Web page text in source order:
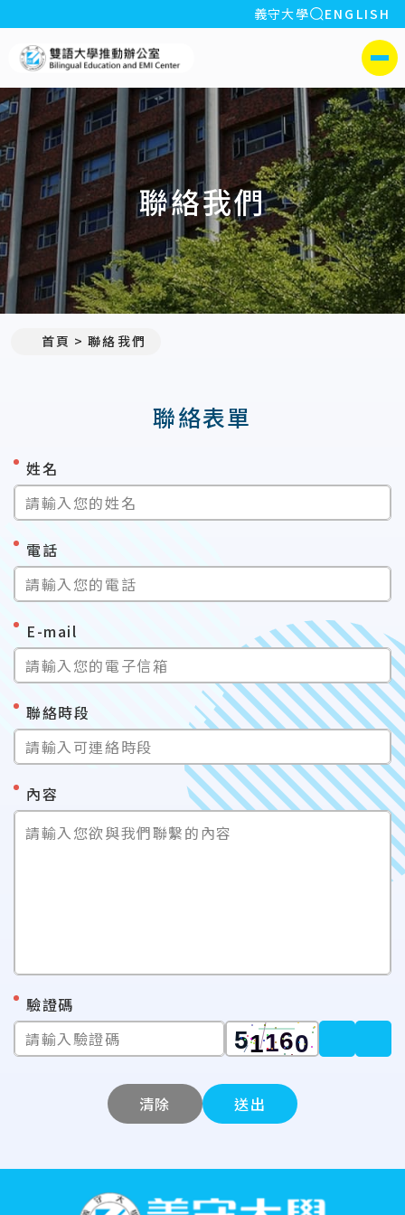
:::
義守大學 全站搜索
ENGLISH
義守大學雙語大學推動辦公室
側選單
聯絡我們
首頁 聯絡我們
聯絡表單
姓名
*
請輸入您的姓名
電話
*
請輸入您的電話
E-mail
*
請輸入您的電子信箱
聯絡時段
*
請輸入可連絡時段
內容
*
請輸入您欲與我們聯繫的內容
驗證碼
*
請輸入驗證碼
清除 送出